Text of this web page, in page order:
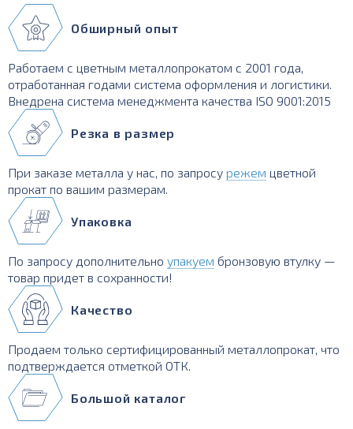
Обширный опыт
Работаем с цветным металлопрокатом с 2001 года,
отработанная годами система оформления и логистики.
Внедрена система менеджмента качества ISO 9001:2015
Резка в размер
При заказе металла у нас, по запросу режем цветной
прокат по вашим размерам.
Упаковка
По запросу дополнительно упакуем бронзовую втулку —
товар придет в сохранности!
Качество
Продаем только сертифицированный металлопрокат, что
подтверждается отметкой ОТК.
Большой каталог